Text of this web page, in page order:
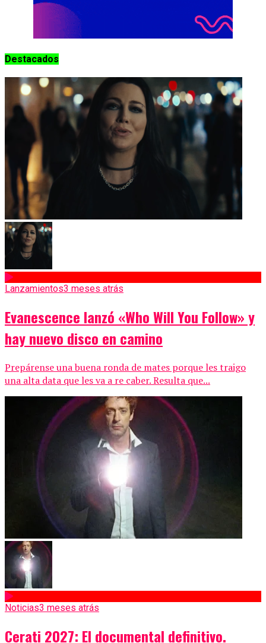
Destacados
Lanzamientos3 meses atrás
Evanescence lanzó «Who Will You Follow» y
hay nuevo disco en camino
Prepárense una buena ronda de mates porque les traigo
una alta data que les va a re caber. Resulta que...
Noticias3 meses atrás
Cerati 2027: El documental definitivo.